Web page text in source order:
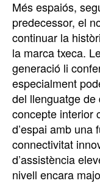
Més espaiós,
predecessor, el
continuar la
la marca txeca.
generació li
especialment
del llenguatge de
concepte interior
d’espai amb una
connectivitat
d’assistència
nivell encara